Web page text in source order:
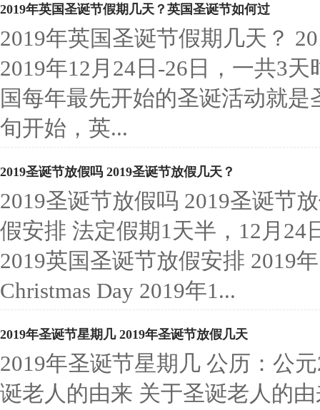
2019年英国圣诞节假期几天？英国圣诞节如何过
2019年英国圣诞节假期几天？
2019年12月24日-26日，一共3
国每年最先开始的圣诞活动就
旬开始，英...
2019圣诞节放假吗 2019圣诞节放假几天？
2019圣诞节放假吗 2019圣诞节
假安排 法定假期1天半，12月24
2019英国圣诞节放假安排 2019
Christmas Day 2019年1...
2019年圣诞节星期几 2019年圣诞节放假几天
2019年圣诞节星期几 公历：公
诞老人的由来 关于圣诞老人的